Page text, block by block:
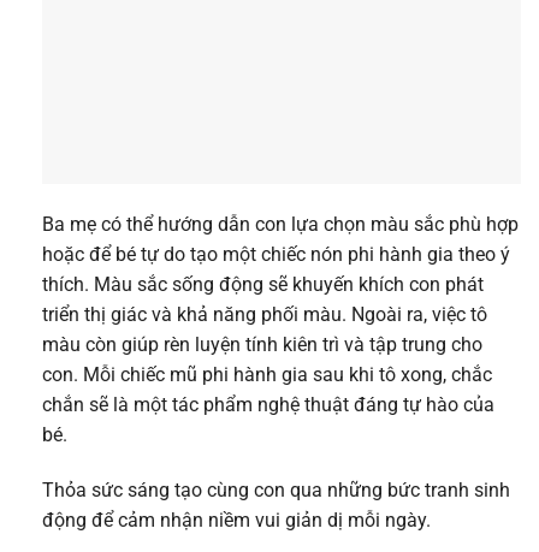
Ba mẹ có thể hướng dẫn con lựa chọn màu sắc phù hợp
hoặc để bé tự do tạo một chiếc nón phi hành gia theo ý
thích. Màu sắc sống động sẽ khuyến khích con phát
triển thị giác và khả năng phối màu. Ngoài ra, việc tô
màu còn giúp rèn luyện tính kiên trì và tập trung cho
con. Mỗi chiếc mũ phi hành gia sau khi tô xong, chắc
chắn sẽ là một tác phẩm nghệ thuật đáng tự hào của
bé.
Thỏa sức sáng tạo cùng con qua những bức tranh sinh
động để cảm nhận niềm vui giản dị mỗi ngày.